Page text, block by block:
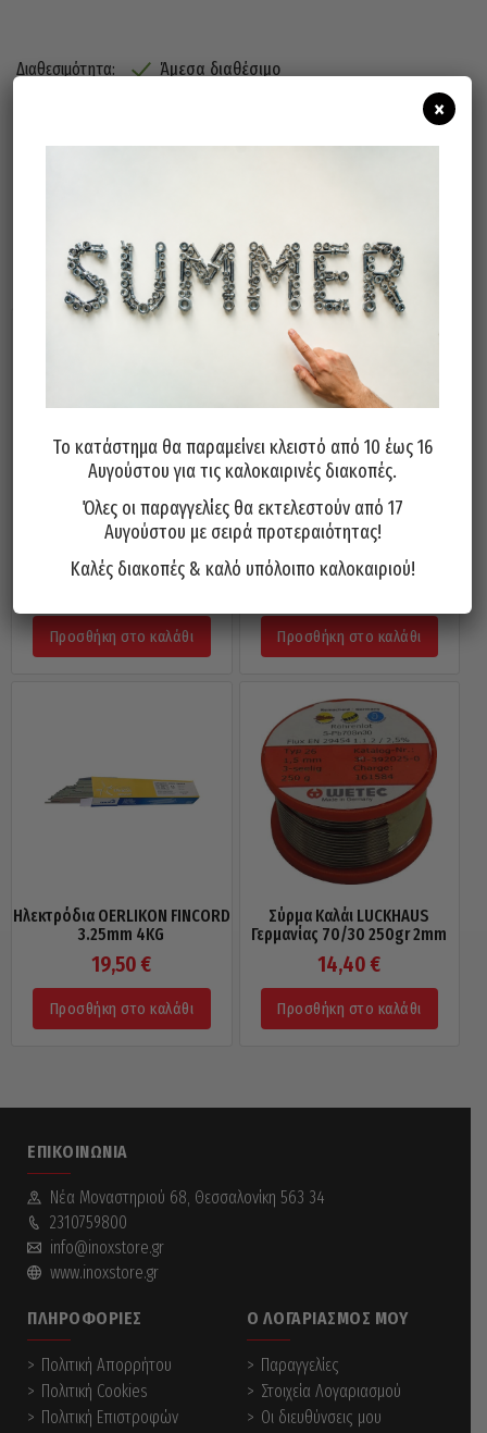
Διαθεσιμότητα: Άμεσα διαθέσιμο
Σχετικά προϊόντα
Σύρμα Ηλεκτροκόλλησης
OERLIKON PLW 1mm 15KG
Προσθήκη στο καλάθι
Πάστα Σολντερινη LUCKHAUS
Γερμανίας 50gr
Προσθήκη στο καλάθι
Ηλεκτρόδια OERLIKON FINCORD
3.25mm 4KG
19,50€
Προσθήκη στο καλάθι
Σύρμα Καλάι LUCKHAUS
Γερμανίας 70/30 250gr 2mm
14,40€
Προσθήκη στο καλάθι
ΕΠΙΚΟΙΝΩΝΊΑ
Νέα Mοναστηριού 68, Θεσσαλονίκη 563 34
2310759800
info@inoxstore.gr
www.inoxstore.gr
ΠΛΗΡΟΦΟΡΊΕΣ
Πολιτική Απορρήτου
Πολιτική Cookies
Πολιτική Επιστροφών
Ο ΛΟΓΑΡΙΑΣΜΌΣ ΜΟΥ
Παραγγελίες
Στοιχεία Λογαριασμού
Οι διευθύνσεις μου
Το κατάστημα θα παραμείνει κλειστό από 10 έως 16
Αυγούστου για τις καλοκαιρινές διακοπές.
Όλες οι παραγγελίες θα εκτελεστούν από 17
Αυγούστου με σειρά προτεραιότητας!
Καλές διακοπές & καλό υπόλοιπο καλοκαιριού!
×